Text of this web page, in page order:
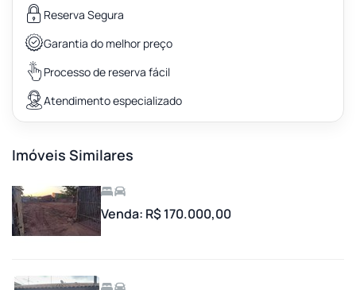
Reserva Segura
Garantia do melhor preço
Processo de reserva fácil
Atendimento especializado
Imóveis Similares
Venda: R$ 170.000,00